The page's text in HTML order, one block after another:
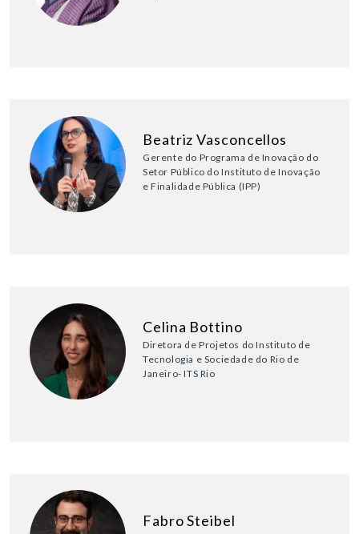
Beatriz Vasconcellos
Gerente do Programa de Inovação do
Setor Público do Instituto de Inovação
e Finalidade Pública (IPP)
Celina Bottino
Diretora de Projetos do Instituto de
Tecnologia e Sociedade do Rio de
Janeiro- ITS Rio
Fabro Steibel